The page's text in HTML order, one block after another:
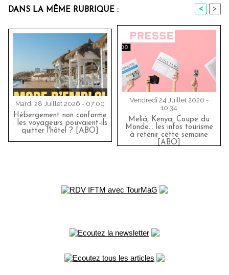
DANS LA MÊME RUBRIQUE : < >
Mardi 28 Juillet 2026 - 07:00
Hébergement non conforme
: les voyageurs pouvaient-ils
quitter l'hôtel ? [ABO]
Vendredi 24 Juillet 2026 -
10:34
Meliá, Kenya, Coupe du
Monde… les infos tourisme
à retenir cette semaine
[ABO]